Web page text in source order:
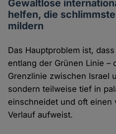
Gewaltlose
helfen, die
mildern
Das Hauptproblem ist,
entlang der Grünen Linie –
Grenzlinie zwischen Israel
sondern teilweise tief in
einschneidet und oft
Verlauf aufweist.